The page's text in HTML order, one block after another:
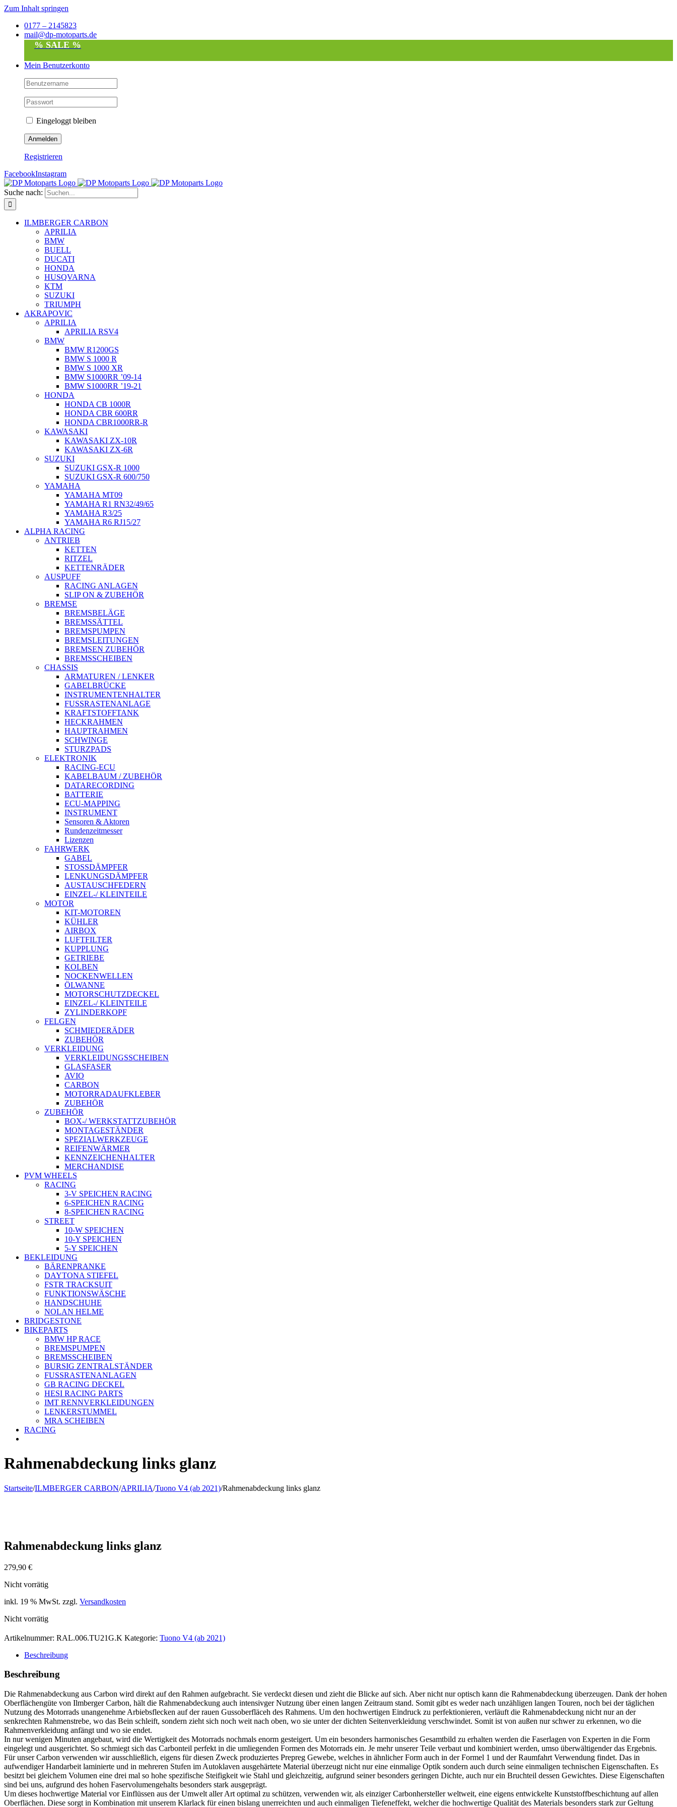
Zum Inhalt springen
0177 – 2145823
mail@dp-motoparts.de
% SALE %
Mein Benutzerkonto
Eingeloggt bleiben
Registrieren
FacebookInstagram
Suche nach:
ILMBERGER CARBON
APRILIA
BMW
BUELL
DUCATI
HONDA
HUSQVARNA
KTM
SUZUKI
TRIUMPH
AKRAPOVIC
APRILIA
APRILIA RSV4
BMW
BMW R1200GS
BMW S 1000 R
BMW S 1000 XR
BMW S1000RR ’09-14
BMW S1000RR ’19-21
HONDA
HONDA CB 1000R
HONDA CBR 600RR
HONDA CBR1000RR-R
KAWASAKI
KAWASAKI ZX-10R
KAWASAKI ZX-6R
SUZUKI
SUZUKI GSX-R 1000
SUZUKI GSX-R 600/750
YAMAHA
YAMAHA MT09
YAMAHA R1 RN32/49/65
YAMAHA R3/25
YAMAHA R6 RJ15/27
ALPHA RACING
ANTRIEB
KETTEN
RITZEL
KETTENRÄDER
AUSPUFF
RACING ANLAGEN
SLIP ON & ZUBEHÖR
BREMSE
BREMSBELÄGE
BREMSSÄTTEL
BREMSPUMPEN
BREMSLEITUNGEN
BREMSEN ZUBEHÖR
BREMSSCHEIBEN
CHASSIS
ARMATUREN / LENKER
GABELBRÜCKE
INSTRUMENTENHALTER
FUSSRASTENANLAGE
KRAFTSTOFFTANK
HECKRAHMEN
HAUPTRAHMEN
SCHWINGE
STURZPADS
ELEKTRONIK
RACING-ECU
KABELBAUM / ZUBEHÖR
DATARECORDING
BATTERIE
ECU-MAPPING
INSTRUMENT
Sensoren & Aktoren
Rundenzeitmesser
Lizenzen
FAHRWERK
GABEL
STOSSDÄMPFER
LENKUNGSDÄMPFER
AUSTAUSCHFEDERN
EINZEL-/ KLEINTEILE
MOTOR
KIT-MOTOREN
KÜHLER
AIRBOX
LUFTFILTER
KUPPLUNG
GETRIEBE
KOLBEN
NOCKENWELLEN
ÖLWANNE
MOTORSCHUTZDECKEL
EINZEL-/ KLEINTEILE
ZYLINDERKOPF
FELGEN
SCHMIEDERÄDER
ZUBEHÖR
VERKLEIDUNG
VERKLEIDUNGSSCHEIBEN
GLASFASER
AVIO
CARBON
MOTORRADAUFKLEBER
ZUBEHÖR
ZUBEHÖR
BOX-/ WERKSTATTZUBEHÖR
MONTAGESTÄNDER
SPEZIALWERKZEUGE
REIFENWÄRMER
KENNZEICHENHALTER
MERCHANDISE
PVM WHEELS
RACING
3-V SPEICHEN RACING
6-SPEICHEN RACING
8-SPEICHEN RACING
STREET
10-W SPEICHEN
10-Y SPEICHEN
5-Y SPEICHEN
BEKLEIDUNG
BÄRENPRANKE
DAYTONA STIEFEL
FSTR TRACKSUIT
FUNKTIONSWÄSCHE
HANDSCHUHE
NOLAN HELME
BRIDGESTONE
BIKEPARTS
BMW HP RACE
BREMSPUMPEN
BREMSSCHEIBEN
BURSIG ZENTRALSTÄNDER
FUSSRASTENANLAGEN
GB RACING DECKEL
HESI RACING PARTS
IMT RENNVERKLEIDUNGEN
LENKERSTUMMEL
MRA SCHEIBEN
RACING
Rahmenabdeckung links glanz
Startseite/ILMBERGER CARBON/APRILIA/Tuono V4 (ab 2021)/Rahmenabdeckung links glanz
Rahmenabdeckung links glanz
279,90 €
Nicht vorrätig
inkl. 19 % MwSt. zzgl. Versandkosten
Nicht vorrätig
Artikelnummer: RAL.006.TU21G.K Kategorie: Tuono V4 (ab 2021)
Beschreibung
Beschreibung
Die Rahmenabdeckung aus Carbon wird direkt auf den Rahmen aufgebracht. Sie verdeckt diesen und zieht die Blicke auf sich. Aber nicht nur optisch kann die Rahmenabdeckung überzeugen. Dank der hohen
Oberflächengüte von Ilmberger Carbon, hält die Rahmenabdeckung auch intensivger Nutzung über einen langen Zeitraum stand. Somit gibt es weder nach unzähligen langen Touren, noch bei der täglichen
Nutzung des Motorrads unangenehme Arbiebsflecken auf der rauen Gussoberfläceh des Rahmens. Um den hochwertigen Eindruck zu perfektionieren, verläuft die Rahmenabdeckung nicht nur an der
senkrechten Rahmenstrebe, wo das Bein schleift, sondern zieht sich noch weit nach oben, wo sie unter der dichten Seitenverkleidung verschwindet. Somit ist von außen nur schwer zu erkennen, wo die
Rahmenverkleidung anfängt und wo sie endet.
In nur wenigen Minuten angebaut, wird die Wertigkeit des Motorrads nochmals enorm gesteigert. Um ein besonders harmonisches Gesamtbild zu erhalten werden die Faserlagen von Experten in die Form
eingelegt und ausgerichtet. So schmiegt sich das Carbonteil perfekt in die umliegenden Formen des Motorrads ein. Je mehr unserer Teile verbaut und kombiniert werden, umso überwältigender das Ergebnis.
Für unser Carbon verwenden wir ausschließlich, eigens für diesen Zweck produziertes Prepreg Gewebe, welches in ähnlicher Form auch in der Formel 1 und der Raumfahrt Verwendung findet. Das in
aufwendiger Handarbeit laminierte und in mehreren Stufen im Autoklaven ausgehärtete Material überzeugt nicht nur eine einmalige Optik sondern auch durch seine einmaligen technischen Eigenschaften. Es
besitzt bei gleichem Volumen eine drei mal so hohe spezifische Steifigkeit wie Stahl und gleichzeitig, aufgrund seiner besonders geringen Dichte, auch nur ein Bruchteil dessen Gewichtes. Diese Eigenschaften
sind bei uns, aufgrund des hohen Faservolumengehalts besonders stark ausgeprägt.
Um dieses hochwertige Material vor Einflüssen aus der Umwelt aller Art optimal zu schützen, verwenden wir, als einziger Carbonhersteller weltweit, eine eigens entwickelte Kunststoffbeschichtung auf allen
Oberflächen. Diese sorgt in Kombination mit unserem Klarlack für einen bislang unerreichten und auch einmaligen Tiefeneffekt, welcher die hochwertige Qualität des Materials besonders stark zur Geltung